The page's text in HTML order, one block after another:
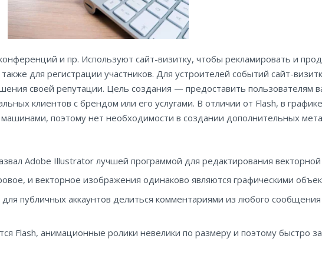
и пр. Используют сайт-визитку, чтобы рекламировать и
для регистрации участников. Для устроителей событий сайт-
своей репутации. Цель создания — предоставить
клиентов с брендом или его услугами. В отличии от Flash, в
поэтому нет необходимости в создании дополнительных
Adobe Illustrator лучшей программой для редактирования векторной
и векторное изображения одинаково являются графическими
публичных аккаунтов делиться комментариями из любого сообщения
Flash, анимационные ролики невелики по размеру и поэтому быстро